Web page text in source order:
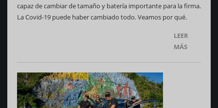
capaz de cambiar de tamaño y batería importante para la firma.
La Covid-19 puede haber cambiado todo. Veamos por qué.
LEER
MÁS